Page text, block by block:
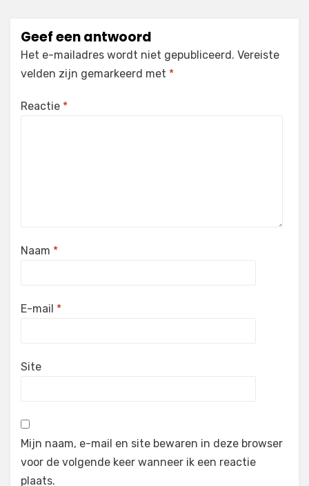
Geef een antwoord
Het e-mailadres wordt niet gepubliceerd. Vereiste
velden zijn gemarkeerd met *
Reactie *
Naam *
E-mail *
Site
Mijn naam, e-mail en site bewaren in deze browser
voor de volgende keer wanneer ik een reactie
plaats.